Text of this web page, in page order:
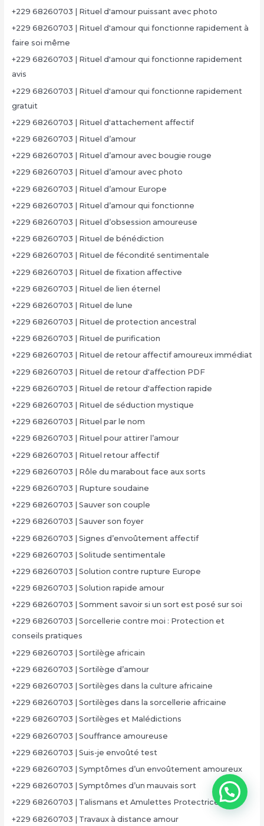
+229 68260703 | Rituel d'amour puissant avec photo
+229 68260703 | Rituel d'amour qui fonctionne rapidement à
faire soi même
+229 68260703 | Rituel d'amour qui fonctionne rapidement
avis
+229 68260703 | Rituel d'amour qui fonctionne rapidement
gratuit
+229 68260703 | Rituel d'attachement affectif
+229 68260703 | Rituel d’amour
+229 68260703 | Rituel d’amour avec bougie rouge
+229 68260703 | Rituel d’amour avec photo
+229 68260703 | Rituel d’amour Europe
+229 68260703 | Rituel d’amour qui fonctionne
+229 68260703 | Rituel d’obsession amoureuse
+229 68260703 | Rituel de bénédiction
+229 68260703 | Rituel de fécondité sentimentale
+229 68260703 | Rituel de fixation affective
+229 68260703 | Rituel de lien éternel
+229 68260703 | Rituel de lune
+229 68260703 | Rituel de protection ancestral
+229 68260703 | Rituel de purification
+229 68260703 | Rituel de retour affectif amoureux immédiat
+229 68260703 | Rituel de retour d'affection PDF
+229 68260703 | Rituel de retour d'affection rapide
+229 68260703 | Rituel de séduction mystique
+229 68260703 | Rituel par le nom
+229 68260703 | Rituel pour attirer l’amour
+229 68260703 | Rituel retour affectif
+229 68260703 | Rôle du marabout face aux sorts
+229 68260703 | Rupture soudaine
+229 68260703 | Sauver son couple
+229 68260703 | Sauver son foyer
+229 68260703 | Signes d’envoûtement affectif
+229 68260703 | Solitude sentimentale
+229 68260703 | Solution contre rupture Europe
+229 68260703 | Solution rapide amour
+229 68260703 | Somment savoir si un sort est posé sur soi
+229 68260703 | Sorcellerie contre moi : Protection et
conseils pratiques
+229 68260703 | Sortilège africain
+229 68260703 | Sortilège d’amour
+229 68260703 | Sortilèges dans la culture africaine
+229 68260703 | Sortilèges dans la sorcellerie africaine
+229 68260703 | Sortilèges et Malédictions
+229 68260703 | Souffrance amoureuse
+229 68260703 | Suis-je envoûté test
+229 68260703 | Symptômes d’un envoûtement amoureux
+229 68260703 | Symptômes d’un mauvais sort
+229 68260703 | Talismans et Amulettes Protectrices
+229 68260703 | Travaux à distance amour